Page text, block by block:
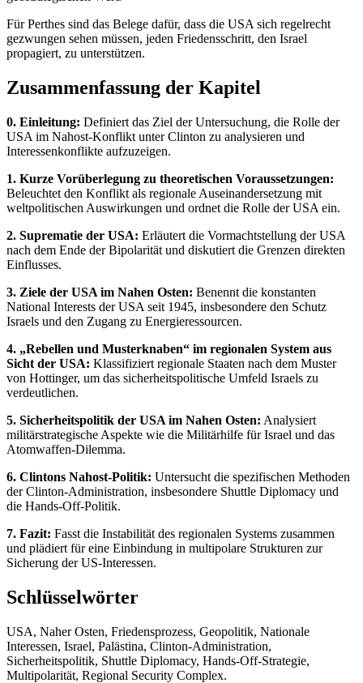
Für Perthes sind das Belege dafür, dass die USA sich regelrecht
gezwungen sehen müssen, jeden Friedensschritt, den Israel
propagiert, zu unterstützen.
Zusammenfassung der Kapitel
0. Einleitung: Definiert das Ziel der Untersuchung, die Rolle der
USA im Nahost-Konflikt unter Clinton zu analysieren und
Interessenkonflikte aufzuzeigen.
1. Kurze Vorüberlegung zu theoretischen Voraussetzungen:
Beleuchtet den Konflikt als regionale Auseinandersetzung mit
weltpolitischen Auswirkungen und ordnet die Rolle der USA ein.
2. Suprematie der USA: Erläutert die Vormachtstellung der USA
nach dem Ende der Bipolarität und diskutiert die Grenzen direkten
Einflusses.
3. Ziele der USA im Nahen Osten: Benennt die konstanten
National Interests der USA seit 1945, insbesondere den Schutz
Israels und den Zugang zu Energieressourcen.
4. „Rebellen und Musterknaben“ im regionalen System aus
Sicht der USA: Klassifiziert regionale Staaten nach dem Muster
von Hottinger, um das sicherheitspolitische Umfeld Israels zu
verdeutlichen.
5. Sicherheitspolitik der USA im Nahen Osten: Analysiert
militärstrategische Aspekte wie die Militärhilfe für Israel und das
Atomwaffen-Dilemma.
6. Clintons Nahost-Politik: Untersucht die spezifischen Methoden
der Clinton-Administration, insbesondere Shuttle Diplomacy und
die Hands-Off-Politik.
7. Fazit: Fasst die Instabilität des regionalen Systems zusammen
und plädiert für eine Einbindung in multipolare Strukturen zur
Sicherung der US-Interessen.
Schlüsselwörter
USA, Naher Osten, Friedensprozess, Geopolitik, Nationale
Interessen, Israel, Palästina, Clinton-Administration,
Sicherheitspolitik, Shuttle Diplomacy, Hands-Off-Strategie,
Multipolarität, Regional Security Complex.